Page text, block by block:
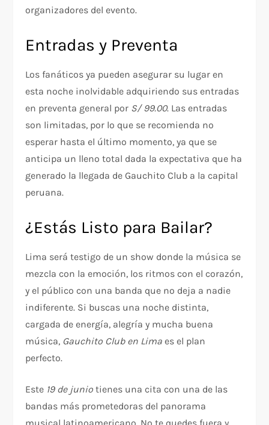
organizadores del evento.
Entradas y Preventa
Los fanáticos ya pueden asegurar su lugar en
esta noche inolvidable adquiriendo sus entradas
en preventa general por S/ 99.00. Las entradas
son limitadas, por lo que se recomienda no
esperar hasta el último momento, ya que se
anticipa un lleno total dada la expectativa que ha
generado la llegada de Gauchito Club a la capital
peruana.
¿Estás Listo para Bailar?
Lima será testigo de un show donde la música se
mezcla con la emoción, los ritmos con el corazón,
y el público con una banda que no deja a nadie
indiferente. Si buscas una noche distinta,
cargada de energía, alegría y mucha buena
música, Gauchito Club en Lima es el plan
perfecto.
Este 19 de junio tienes una cita con una de las
bandas más prometedoras del panorama